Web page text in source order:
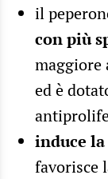
il
con più
maggiore
ed è
induce la
favorisce